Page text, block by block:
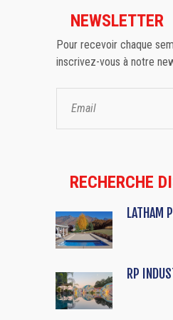
NEWSLETTER
Pour recevoir chaque
inscrivez-vous à notre
RECHERCHE
LATHAM
RP